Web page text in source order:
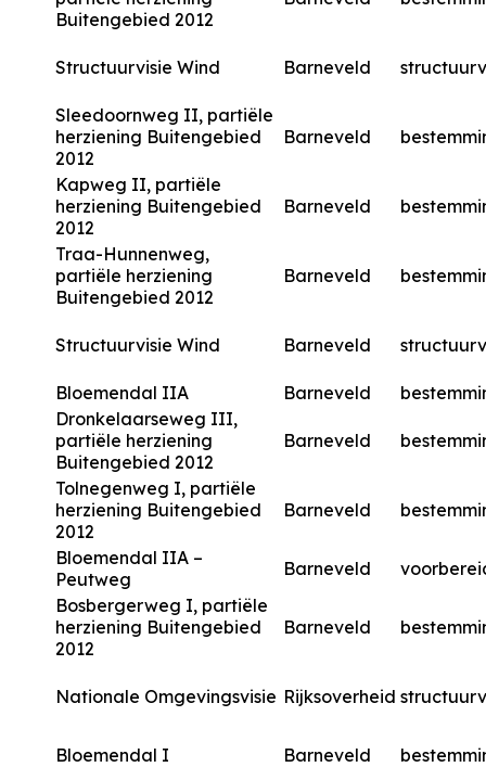
Buitengebied 2012
Structuurvisie Wind Barneveld
Sleedoornweg II, partiële
herziening Buitengebied
2012
Barneveld
Kapweg II, partiële
herziening Buitengebied
2012
Barneveld
Traa-Hunnenweg,
partiële herziening
Buitengebied 2012
Barneveld
Structuurvisie Wind Barneveld
Bloemendal IIA Barneveld
Dronkelaarseweg III,
partiële herziening
Buitengebied 2012
Barneveld
Tolnegenweg I, partiële
herziening Buitengebied
2012
Barneveld
Bloemendal IIA –
Peutweg
Barneveld
Bosbergerweg I, partiële
herziening Buitengebied
2012
Barneveld
Nationale Omgevingsvisie Rijksoverheid
Bloemendal I Barneveld